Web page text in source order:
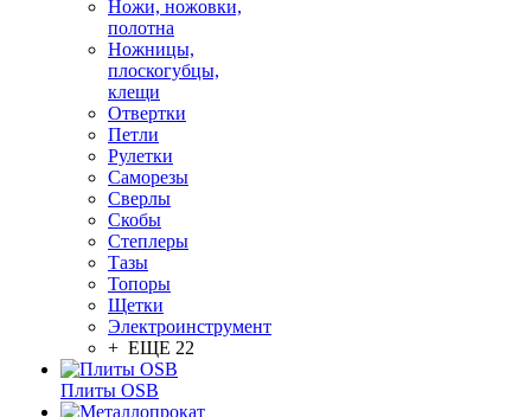
Ножи, ножовки,
полотна
Ножницы,
плоскогубцы,
клещи
Отвертки
Петли
Рулетки
Саморезы
Сверлы
Скобы
Степлеры
Тазы
Топоры
Щетки
Электроинструмент
+ ЕЩЕ 22
Плиты OSB